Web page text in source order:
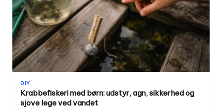
DIY
Krabbefiskeri med børn: udstyr, agn, sikkerhed og
sjove lege ved vandet